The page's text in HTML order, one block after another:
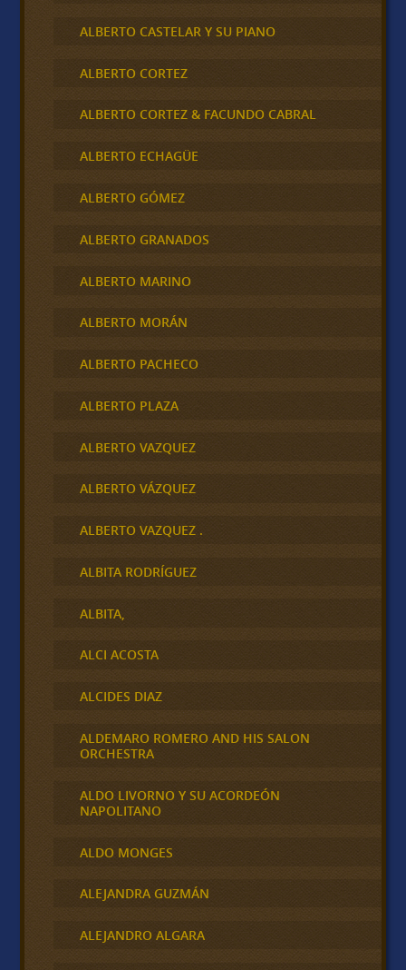
ALBERTO CASTELAR Y SU PIANO
ALBERTO CORTEZ
ALBERTO CORTEZ & FACUNDO CABRAL
ALBERTO ECHAGÜE
ALBERTO GÓMEZ
ALBERTO GRANADOS
ALBERTO MARINO
ALBERTO MORÁN
ALBERTO PACHECO
ALBERTO PLAZA
ALBERTO VAZQUEZ
ALBERTO VÁZQUEZ
ALBERTO VAZQUEZ .
ALBITA RODRÍGUEZ
ALBITA,
ALCI ACOSTA
ALCIDES DIAZ
ALDEMARO ROMERO AND HIS SALON
ORCHESTRA
ALDO LIVORNO Y SU ACORDEÓN
NAPOLITANO
ALDO MONGES
ALEJANDRA GUZMÁN
ALEJANDRO ALGARA